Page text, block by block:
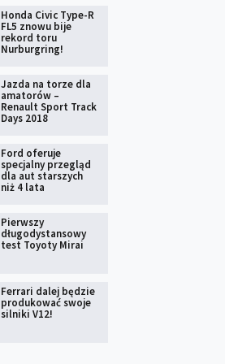
Honda Civic Type-R
FL5 znowu bije
rekord toru
Nurburgring!
Jazda na torze dla
amatorów –
Renault Sport Track
Days 2018
Ford oferuje
specjalny przegląd
dla aut starszych
niż 4 lata
Pierwszy
długodystansowy
test Toyoty Mirai
Ferrari dalej będzie
produkować swoje
silniki V12!